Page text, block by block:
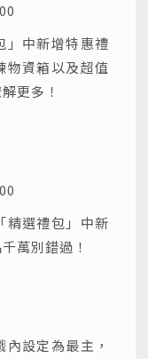
」中新增特惠禮
物資箱以及超值
更多！
精選禮包」中新
萬別錯過！
設定為最主，